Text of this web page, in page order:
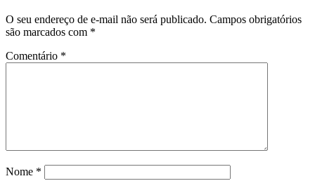
O seu endereço de e-mail não será publicado. Campos obrigatórios
são marcados com *
Comentário *
Nome *